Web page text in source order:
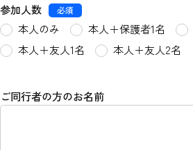
参加人数 必須
本人のみ 本人＋保護者1名
本人＋友人1名
本人＋友人2名
ご同行者の方のお名前